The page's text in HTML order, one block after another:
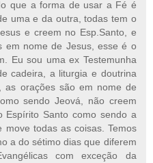
que a forma de usar a Fé é
uma e da outra, todas tem o
e creem no Esp.Santo, e
em nome de Jesus, esse é o
Eu sou uma ex Testemunha
cadeira, a liturgia e doutrina
as orações são em nome de
sendo Jeová, não creem
Espírito Santo como sendo a
move todas as coisas. Temos
a do sétimo dias que diferem
com exceção da